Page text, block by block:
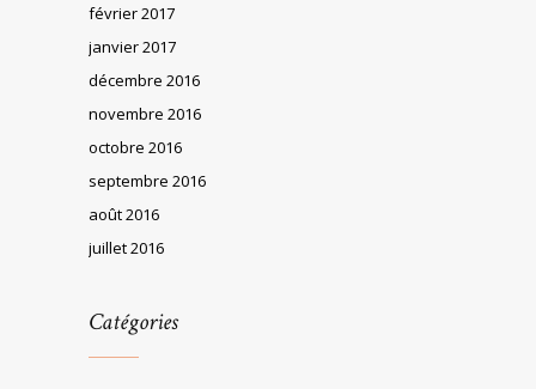
février 2017
janvier 2017
décembre 2016
novembre 2016
octobre 2016
septembre 2016
août 2016
juillet 2016
Catégories